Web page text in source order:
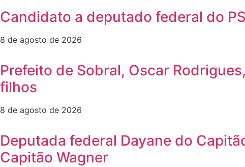
Candidato a deputado federal do
8 de agosto de 2026
Prefeito de Sobral, Oscar
filhos
8 de agosto de 2026
Deputada federal Dayane do
Capitão Wagner